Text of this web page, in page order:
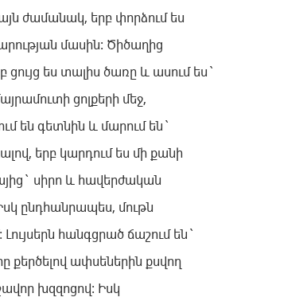
ժամանակ, երբ փորձում ես
մասին: Ծիծաղից
ցույց ես տալիս ծառը և ասում ես`
ցոլքերի մեջ,
են գետնին և մարում են`
երբ կարդում ես մի քանի
սիրո և հավերժական
ընդհանրապես, մութն
Լույսերն հանգցրած ճաշում են`
ափսեներին քսվող
խզզոցով: Իսկ